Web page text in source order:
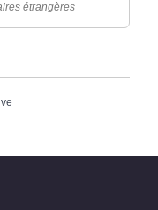
étrangères